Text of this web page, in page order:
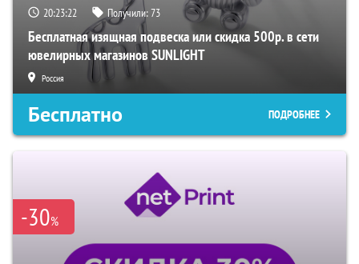
20:23:21 Получили:73
Бесплатная изящная подвеска или скидка 500р. в сети
ювелирных магазинов SUNLIGHT
Россия
Бесплатно ПОДРОБНЕЕ
-30%